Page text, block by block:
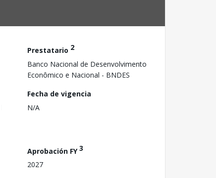
Prestatario 2
Banco Nacional de Desenvolvimento
Econômico e Nacional - BNDES
Fecha de vigencia
N/A
Aprobación FY3
2027